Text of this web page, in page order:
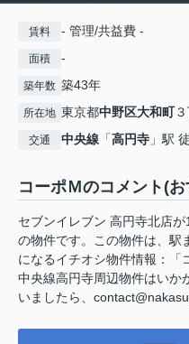
賃料 - 管理/共益費 -
面積 -
築年数 築43年
所在地 東京都中野区大和町
交通 中央線 「高円寺 」駅
コーポＭのコメント(
セブンイレブン 高円寺北店
の物件です。この物件は、駅
になるイチオシ物件情報：「
中央線高円寺周辺物件はいか
いましたら、